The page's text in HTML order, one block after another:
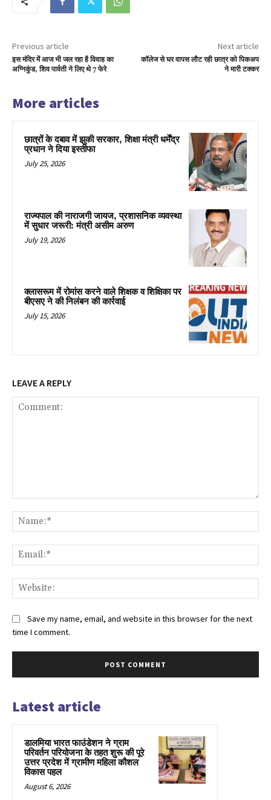
Previous article
इस मंदिर में आज भी जल रहा है विवाह का
अग्निकुंड, शिव पार्वती ने लिए थे 7 फेरे
Next article
कॉलेज से घर वापस लौट रही छात्र को पिकअप
ने मारी टक्कर
More articles
छात्रों के दबाव में झुकी सरकार, शिक्षा मंत्री धर्मेंद्र
प्रधान ने दिया इस्तीफा
July 25, 2026
राज्यपाल की नाराजगी जायज, प्रशासनिक व्यवस्था
में सुधार जरूरी: मंत्री असीम अरुण
July 19, 2026
क्लासरूम में रोमांस करने वाले शिक्षक व शिक्षिका पर
बीएसए ने की निलंबन की कार्रवाई
July 15, 2026
LEAVE A REPLY
Save my name, email, and website in this browser for the next
time I comment.
Latest article
डालमिया भारत फाउंडेशन ने ग्राम
परिवर्तन परियोजना के तहत शुरू की पूरे
उत्तर प्रदेश में ग्रामीण महिला कौशल
विकास पहल
August 6, 2026